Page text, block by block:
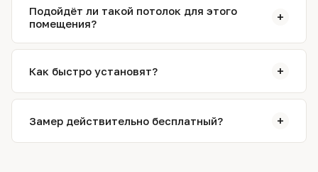
Подойдёт ли такой потолок для этого
помещения?
+
Да. На замере специалист подтвердит выбор
фактуры и подберёт схему света с учётом
необходимости предложит более подходящий
вариант.
Как быстро установят? +
Обычно монтаж занимает от 2 до 5 часов за один
выезд. Сложные конструкции со светом и
Замер действительно бесплатный? +